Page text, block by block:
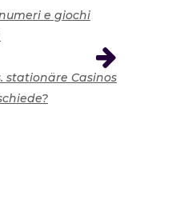
e giochi
stationäre Casinos